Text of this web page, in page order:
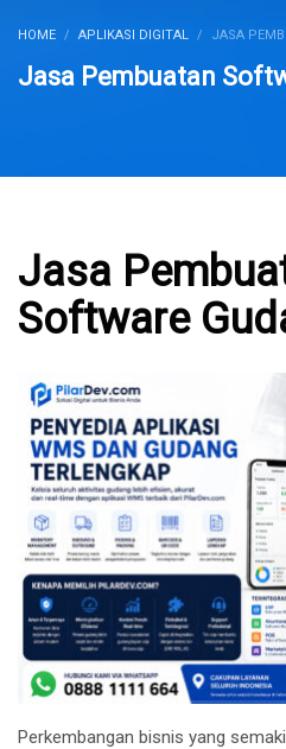
HOME APLIKASI DIGITAL JASA
Jasa Pembuatan
Jasa
Software
Perkembangan bisnis yang